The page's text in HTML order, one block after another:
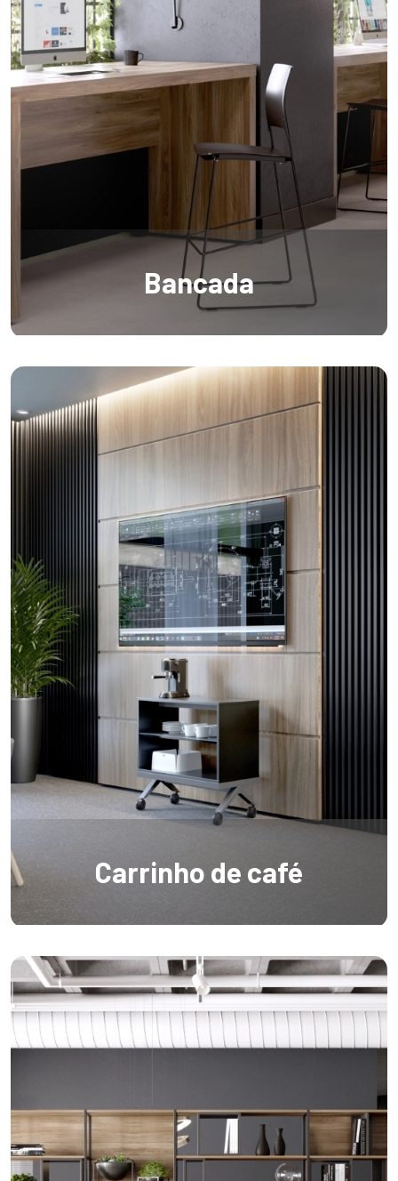
Bancada
Carrinho de café